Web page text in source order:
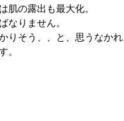
肌の露出も最大化。
なりません。
り そう、、と、思うなか
。